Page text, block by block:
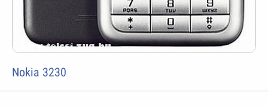
Nokia 3230